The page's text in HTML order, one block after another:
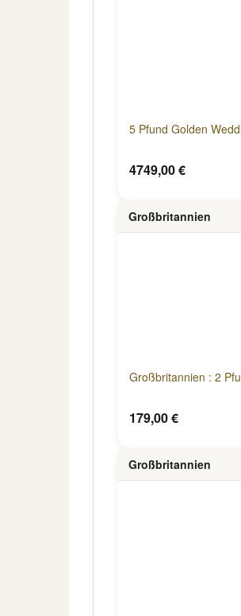
5 Pfund Golden
4749,00 €
Großbritannien
Großbritannien : 2
179,00 €
Großbritannien